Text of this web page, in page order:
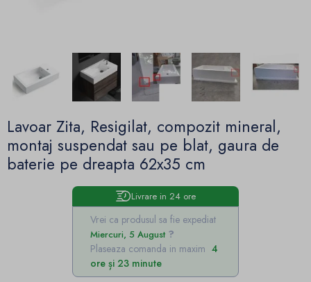
Lavoar Zita, Resigilat, compozit mineral,
montaj suspendat sau pe blat, gaura de
baterie pe dreapta 62x35 cm
Livrare in 24 ore
Vrei ca produsul sa fie expediat
Miercuri, 5 August
Plaseaza comanda in maxim 4
ore și 23 minute